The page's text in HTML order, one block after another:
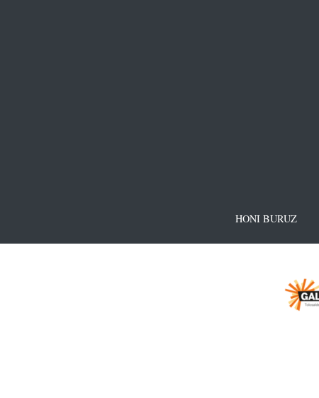
HONI BURUZ